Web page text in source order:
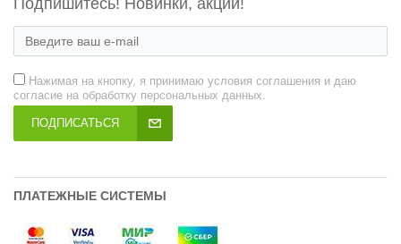
Подпишитесь! Новинки, акции!
Нажимая на кнопку, я принимаю условия соглашения и даю
согласие на обработку персональных данных.
ПОДПИСАТЬСЯ
ПЛАТЕЖНЫЕ СИСТЕМЫ